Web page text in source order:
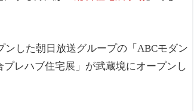
した朝日放送グループの「ABCモダン
レハブ住宅展」が武蔵境にオープンし